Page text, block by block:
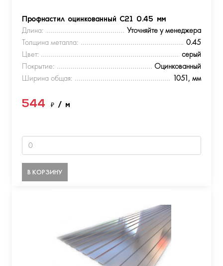
Профнастил оцинкованный С21 0.45 мм
Длина:
Уточняйте у менеджера
Толщина металла:
0.45
Цвет:
серый
Покрытие:
Оцинкованный
Ширина общая:
1051, мм
544 ₽ / м
В КОРЗИНУ